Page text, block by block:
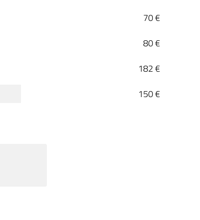
70 €
80 €
182 €
150 €